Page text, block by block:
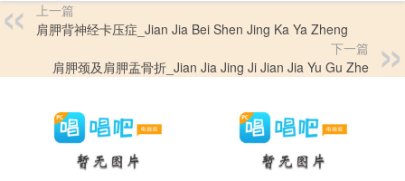
上一篇
肩胛背神经卡压症_Jian Jia Bei Shen Jing Ka Ya Zheng
下一篇
肩胛颈及肩胛盂骨折_Jian Jia Jing Ji Jian Jia Yu Gu Zhe